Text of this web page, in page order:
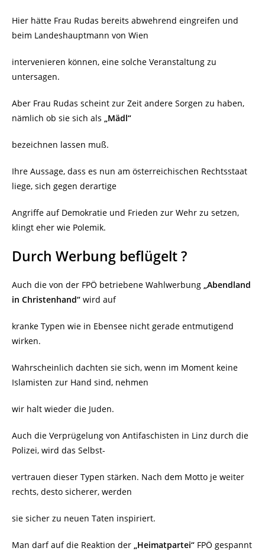
Hier hätte Frau Rudas bereits abwehrend eingreifen und
beim Landeshauptmann von Wien
intervenieren können, eine solche Veranstaltung zu
untersagen.
Aber Frau Rudas scheint zur Zeit andere Sorgen zu haben,
nämlich ob sie sich als „Mädl“
bezeichnen lassen muß.
Ihre Aussage, dass es nun am österreichischen Rechtsstaat
liege, sich gegen derartige
Angriffe auf Demokratie und Frieden zur Wehr zu setzen,
klingt eher wie Polemik.
Durch Werbung beflügelt ?
Auch die von der FPÖ betriebene Wahlwerbung „Abendland
in Christenhand“ wird auf
kranke Typen wie in Ebensee nicht gerade entmutigend
wirken.
Wahrscheinlich dachten sie sich, wenn im Moment keine
Islamisten zur Hand sind, nehmen
wir halt wieder die Juden.
Auch die Verprügelung von Antifaschisten in Linz durch die
Polizei, wird das Selbst-
vertrauen dieser Typen stärken. Nach dem Motto je weiter
rechts, desto sicherer, werden
sie sicher zu neuen Taten inspiriert.
Man darf auf die Reaktion der „Heimatpartei“ FPÖ gespannt